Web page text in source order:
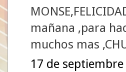
mañana ,para
muchos mas
17 de